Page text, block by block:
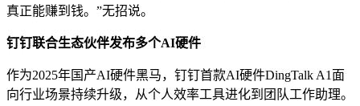
真正能赚到钱。”无招说。
钉钉联合生态伙伴发布多个AI硬件
作为2025年国产AI硬件黑马，钉钉首款AI硬件DingTalk A1面
向行业场景持续升级，从个人效率工具进化到团队工作助理。